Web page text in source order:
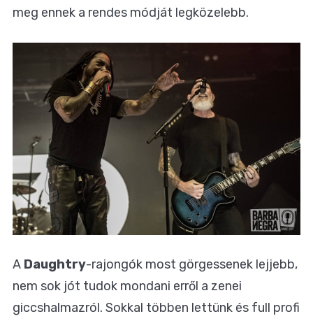
meg ennek a rendes módját legközelebb.
A Daughtry-rajongók most görgessenek lejjebb,
nem sok jót tudok mondani erről a zenei
giccshalmazról. Sokkal többen lettünk és full profi